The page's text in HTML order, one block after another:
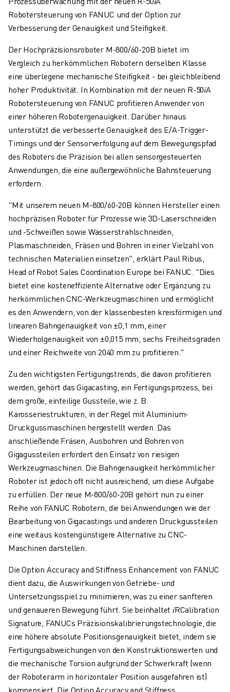
ELEKTRISCHE SPRITZGUSSMASCHINEN
ROBOSHOT-FILTER
ROBOSHOT ELEKTRISCHE SPRITZGUSSMASCHINEN
ROBOSHOT SOFTWARE
ROBOSHOT NACHHALTIGKEIT
ROBOSHOT ROBOTER-PAKET
ROBOSHOT TOTAL COST OF OWNERSHIP
DRAHTERODIERMASCHINEN
ROBOCUT HARDWARE
ROBOCUT VORBEUGENDE WARTUNG
IIOT-LÖSUNGEN
INTELLIGENTE FABRIKLÖSUNGEN
PRODUKTREGISTRIERUNG » FANUC PORTAL
FALLBEISPIELE
LÖSUNGEN
BRANCHEN
ALLE BRANCHEN
LUFT- UND RAUMFAHRT
AUTOMOBIL
ELEKTRISCHE FAHRZEUGE
ELEKTRONIK
LEBENSMITTEL UND GETRÄNKE
KUNSTSTOFFE
LAGERHALTUNG, LOGISTIK, POST & PAKET
APPLIKATIONEN
ALLE APPLIKATIONEN
5-ACHS-BEARBEITUNG
LICHTBOGENSCHWEISSEN
MONTAGE
CNC-SCHLEIFEN
CNC-FRÄSEN
CNC-DREHEN
HOCHGESCHWINDIGKEITSBOHREN UND -GEWINDESCHNEIDEN
SPRITZGUSS
MASCHINENBEDIENUNG
MATERIALHANDHABUNG
LACKIEREN
PALETTIEREN
PUNKTSCHWEISSEN
VISION INSPEKTION
DRAHTERODIERMASCHINE
FALLBEISPIELE
KUNDENDIENST
KUNDENBETREUUNG
FANUC PLANS
FIELD & WARTUNG
Robotersteuerung von FANUC und der Option zur
Verbesserung der Genauigkeit und Steifigkeit.
Der Hochpräzisionsroboter M-800/60-20B bietet im
Vergleich zu herkömmlichen Robotern derselben Klasse
eine überlegene mechanische Steifigkeit - bei gleichbleibend
hoher Produktivität. In Kombination mit der neuen R-50𝑖A
Robotersteuerung von FANUC profitieren Anwender von
einer höheren Robotergenauigkeit. Darüber hinaus
unterstützt die verbesserte Genauigkeit des E/A-Trigger-
Timings und der Sensorverfolgung auf dem Bewegungspfad
des Roboters die Präzision bei allen sensorgesteuerten
Anwendungen, die eine außergewöhnliche Bahnsteuerung
erfordern.
"Mit unserem neuen M-800/60-20B können Hersteller einen
hochpräzisen Roboter für Prozesse wie 3D-Laserschneiden
und -Schweißen sowie Wasserstrahlschneiden,
Plasmaschneiden, Fräsen und Bohren in einer Vielzahl von
technischen Materialien einsetzen", erklärt Paul Ribus,
Head of Robot Sales Coordination Europe bei FANUC. "Dies
bietet eine kosteneffiziente Alternative oder Ergänzung zu
herkömmlichen CNC-Werkzeugmaschinen und ermöglicht
es den Anwendern, von der klassenbesten kreisförmigen und
linearen Bahngenauigkeit von ±0,1 mm, einer
Wiederholgenauigkeit von ±0,015 mm, sechs Freiheitsgraden
und einer Reichweite von 2040 mm zu profitieren."
Zu den wichtigsten Fertigungstrends, die davon profitieren
werden, gehört das Gigacasting, ein Fertigungsprozess, bei
dem große, einteilige Gussteile, wie z. B.
Karosseriestrukturen, in der Regel mit Aluminium-
Druckgussmaschinen hergestellt werden. Das
anschließende Fräsen, Ausbohren und Bohren von
Gigagussteilen erfordert den Einsatz von riesigen
Werkzeugmaschinen. Die Bahngenauigkeit herkömmlicher
Roboter ist jedoch oft nicht ausreichend, um diese Aufgabe
zu erfüllen. Der neue M-800/60-20B gehört nun zu einer
Reihe von FANUC Robotern, die bei Anwendungen wie der
Bearbeitung von Gigacastings und anderen Druckgussteilen
eine weitaus kostengünstigere Alternative zu CNC-
Maschinen darstellen.
Die Option Accuracy and Stiffness Enhancement von FANUC
dient dazu, die Auswirkungen von Getriebe- und
Untersetzungsspiel zu minimieren, was zu einer sanfteren
und genaueren Bewegung führt. Sie beinhaltet 𝑖RCalibration
Signature, FANUCs Präzisionskalibrierungstechnologie, die
eine höhere absolute Positionsgenauigkeit bietet, indem sie
Fertigungsabweichungen von den Konstruktionswerten und
die mechanische Torsion aufgrund der Schwerkraft (wenn
der Roboterarm in horizontaler Position ausgefahren ist)
kompensiert. Die Option Accuracy and Stiffness